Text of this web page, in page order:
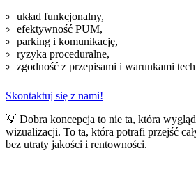
układ funkcjonalny,
efektywność PUM,
parking i komunikację,
ryzyka proceduralne,
zgodność z przepisami i warunkami
Skontaktuj się z nami!
💡 Dobra koncepcja to nie ta, która
wizualizacji. To ta, która potrafi przejść
bez utraty jakości i rentowności.